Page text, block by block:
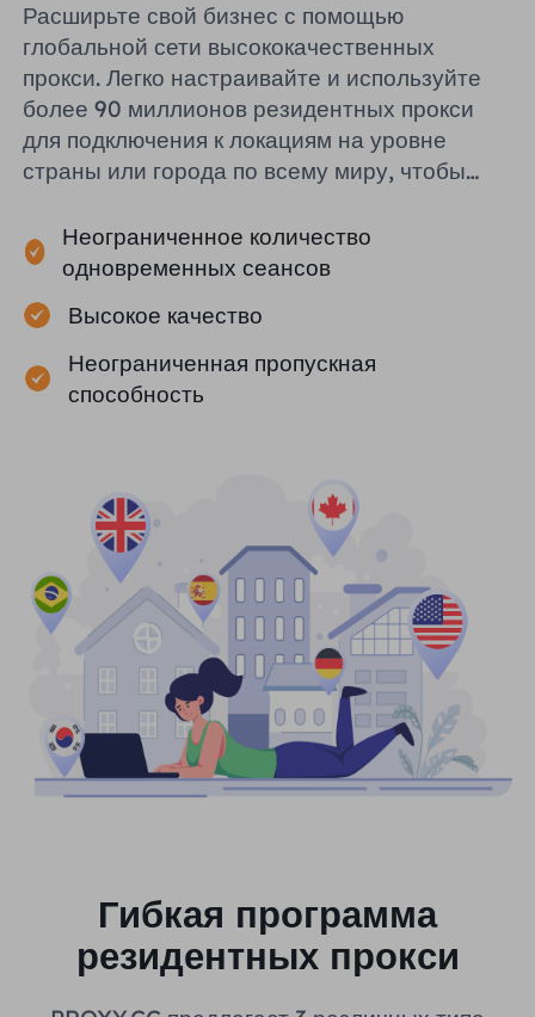
Расширьте свой бизнес с помощью
глобальной сети высококачественных
прокси. Легко настраивайте и используйте
более 90 миллионов резидентных прокси
для подключения к локациям на уровне
страны или города по всему миру, чтобы
публичные данные.
Неограниченное количество
одновременных сеансов
Высокое качество
Неограниченная пропускная
способность
Гибкая программа
резидентных прокси